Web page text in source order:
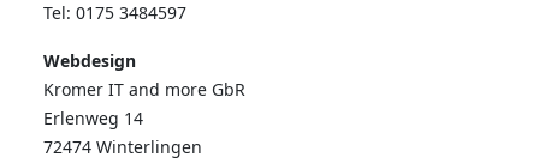
Tel: 0175 3484597
Webdesign
Kromer IT and more GbR
Erlenweg 14
72474 Winterlingen